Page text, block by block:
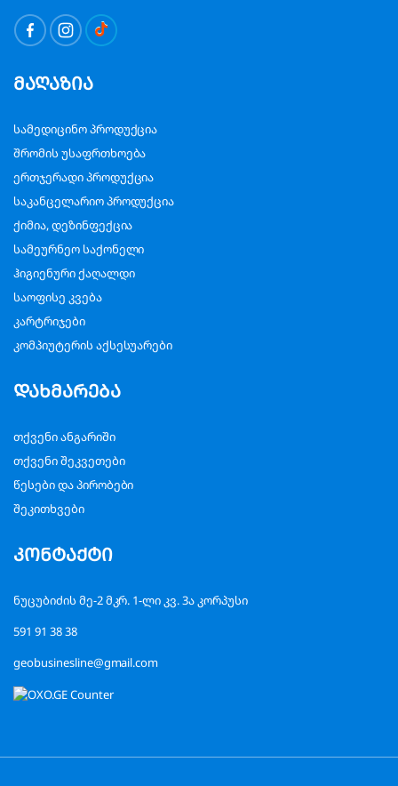
მაღაზია
სამედიცინო პროდუქცია
შრომის უსაფრთხოება
ერთჯერადი პროდუქცია
საკანცელარიო პროდუქცია
ქიმია, დეზინფექცია
სამეურნეო საქონელი
ჰიგიენური ქაღალდი
საოფისე კვება
კარტრიჯები
კომპიუტერის აქსესუარები
დახმარება
თქვენი ანგარიში
თქვენი შეკვეთები
წესები და პირობები
შეკითხვები
კონტაქტი
ნუცუბიძის მე-2 მკრ. 1-ლი კვ. 3ა კორპუსი
591 91 38 38
geobusinesline@gmail.com